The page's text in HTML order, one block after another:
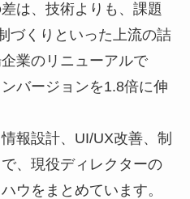
は、技術よりも、課題
づくりといった上流の詰
業のリニューアルで
バージョンを1.8倍に伸
報設計、UI/UX改善、制
、現役ディレクターの
ウをまとめています。